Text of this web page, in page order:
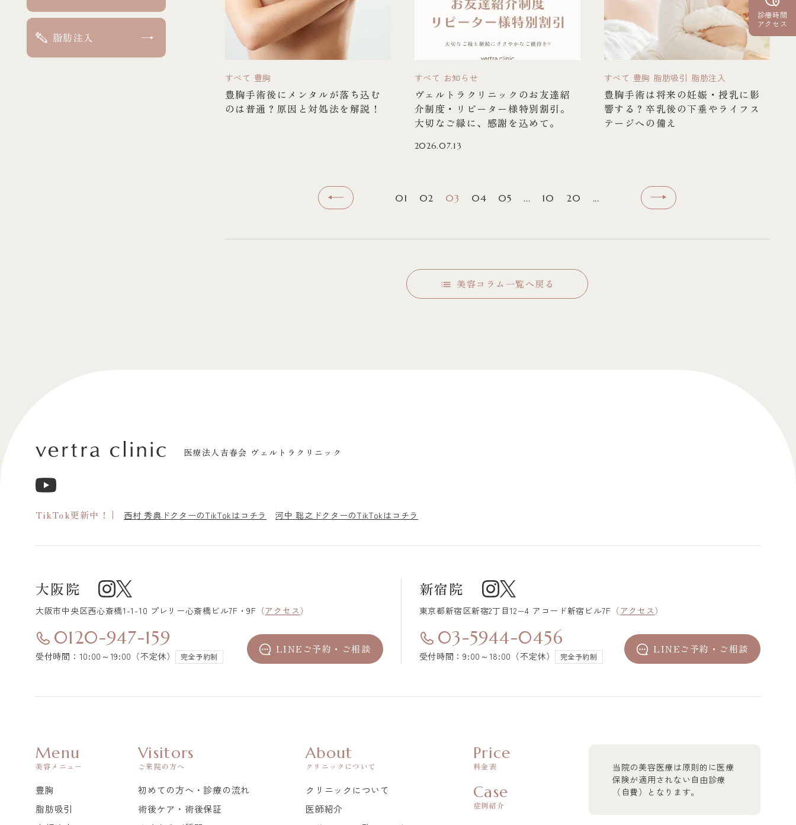
診療時間
アクセス
脂肪注入
すべて 豊胸
豊胸手術後にメンタルが落ち込む
のは普通？原因と対処法を解説！
すべて お知らせ
ヴェルトラクリニックのお友達紹
介制度・リピーター様特別割引。
大切なご縁に、感謝を込めて。
2026.07.13
すべて 豊胸 脂肪吸引 脂肪注入
豊胸手術は将来の妊娠・授乳に影
響する？卒乳後の下垂やライフス
テージへの備え
01 02 03 04 05 ... 10 20 ...
美容コラム一覧へ戻る
医療法人吉春会 ヴェルトラクリニック
TikTok更新中！ 西村 秀典ドクターのTikTokはコチラ 河中 聡之ドクターのTikTokはコチラ
大阪院
大阪市中央区西心斎橋1-1-10 プレリー心斎橋ビル7F・9F （アクセス）
0120-947-159
受付時間：10:00～19:00（不定休） 完全予約制
LINEご予約・ご相談
新宿院
東京都新宿区新宿2丁目12−4 アコード新宿ビル7F （アクセス）
03-5944-0456
受付時間：9:00～18:00（不定休） 完全予約制
LINEご予約・ご相談
Menu
美容メニュー
豊胸
脂肪吸引
Visitors
ご来院の方へ
初めての方へ・診療の流れ
術後ケア・術後保証
About
クリニックについて
クリニックについて
医師紹介
Price
料金表
Case
症例紹介
当院の美容医療は原則的に医療
保険が適用されない自由診療
（自費）となります。